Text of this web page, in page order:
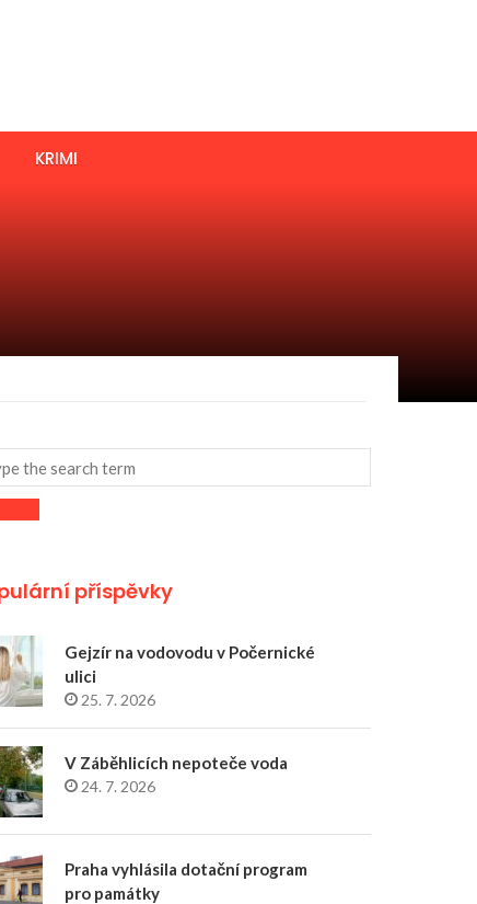
KRIMI
příspěvky
Gejzír na vodovodu v Počernické
ulici
25. 7. 2026
V Záběhlicích nepoteče voda
24. 7. 2026
Praha vyhlásila dotační program
pro památky